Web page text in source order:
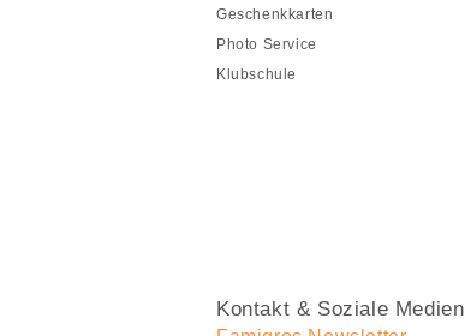
Geschenkkarten
Photo Service
Klubschule
Kontakt & Soziale Medien